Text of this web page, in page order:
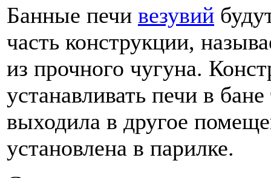
Банные печи везувий
часть конструкции,
из прочного чугуна.
устанавливать печи в
выходила в другое
установлена в парилке.